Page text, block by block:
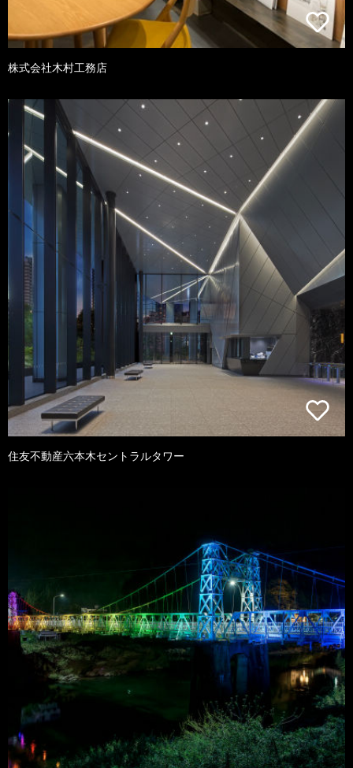
株式会社木村工務店
住友不動産六本木セントラルタワー